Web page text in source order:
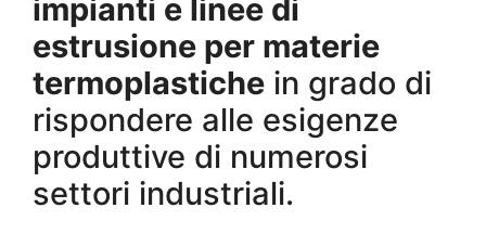
impianti e linee di
estrusione per materie
termoplastiche in grado di
rispondere alle esigenze
produttive di numerosi
settori industriali.